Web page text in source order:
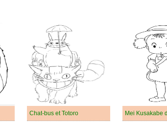
Chat-bus et Totoro